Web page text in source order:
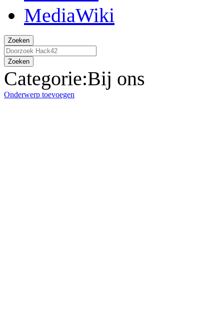
Zoeken
Zoeken
Categorie:Bij ons
Onderwerp toevoegen